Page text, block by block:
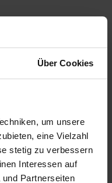
Über Cookies
um unsere
eine Vielzahl
stetig zu verbessern
Interessen auf
Partnerseiten
Lesbarkeit verwenden
der Anrede.
jeder